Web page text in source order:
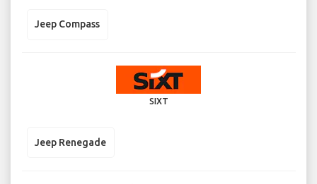
Jeep Compass
SIXT
Jeep Renegade